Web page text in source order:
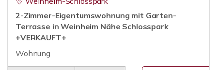
2-Zimmer-Eigentumswohnung mit Garten-
Terrasse in Weinheim Nähe Schlosspark
+VERKAUFT+
Wohnung